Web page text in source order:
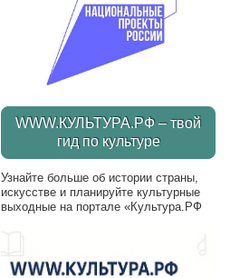
WWW.КУЛЬТУРА.РФ – твой
гид по культуре
Узнайте больше об истории страны,
искусстве и планируйте культурные
выходные на портале «Культура.РФ